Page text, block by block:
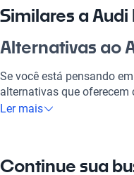
apenas se deslocar, vai
Por que
Desfrute da melhor
experiência conectada e
Opções comoAudi A3
Similares a Audi
Alternativas ao
Se você está pensando
alternativas que
Ler mais
Continue sua